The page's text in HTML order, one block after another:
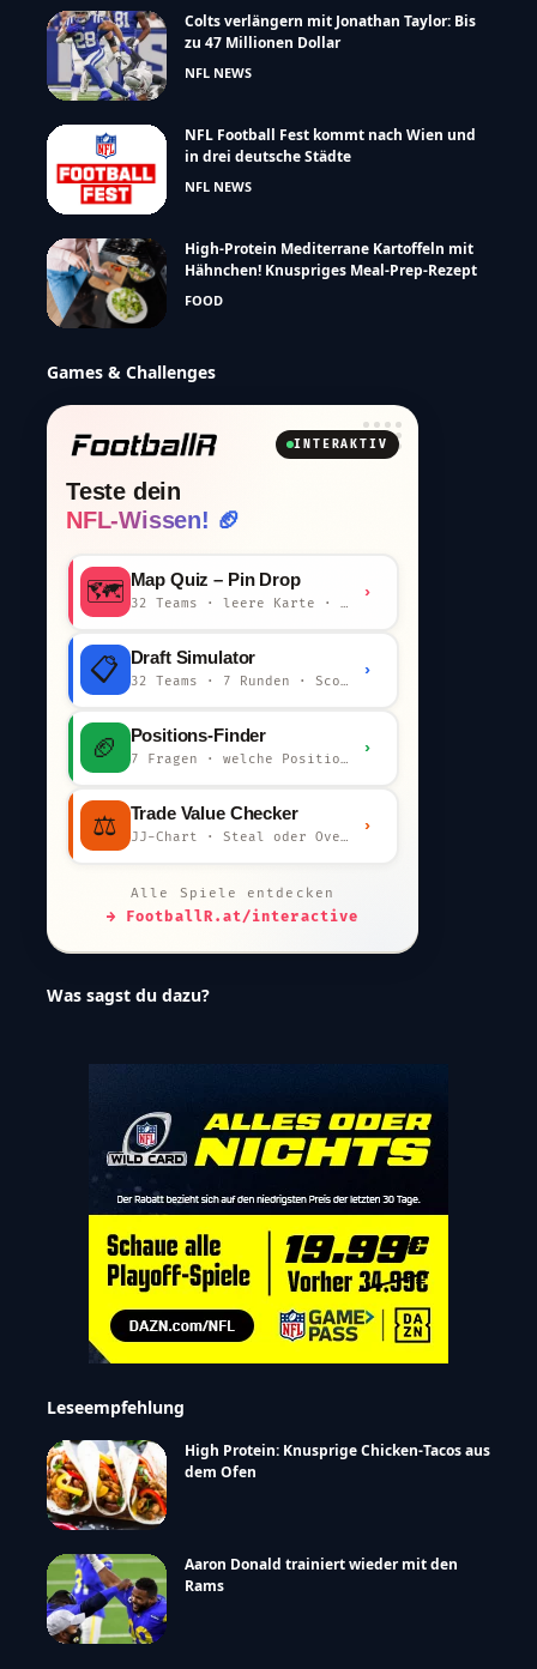
Colts verlängern mit Jonathan Taylor: Bis
zu 47 Millionen Dollar
NFL NEWS
NFL Football Fest kommt nach Wien und
in drei deutsche Städte
NFL NEWS
High-Protein Mediterrane Kartoffeln mit
Hähnchen! Knuspriges Meal-Prep-Rezept
FOOD
Games & Challenges
INTERAKTIV
Teste dein
NFL-Wissen! 🏈
🗺️ Map Quiz – Pin Drop
32 Teams · leere Karte · km-Wertung
›
📋 Draft Simulator
32 Teams · 7 Runden · Scout-Kommentar
›
🏈 Positions-Finder
7 Fragen · welche Position bist du?
›
⚖️ Trade Value Checker
JJ-Chart · Steal oder Overpay?
›
Alle Spiele entdecken
→ FootballR.at/interactive
Was sagst du dazu?
Leseempfehlung
High Protein: Knusprige Chicken-Tacos aus
dem Ofen
Aaron Donald trainiert wieder mit den
Rams